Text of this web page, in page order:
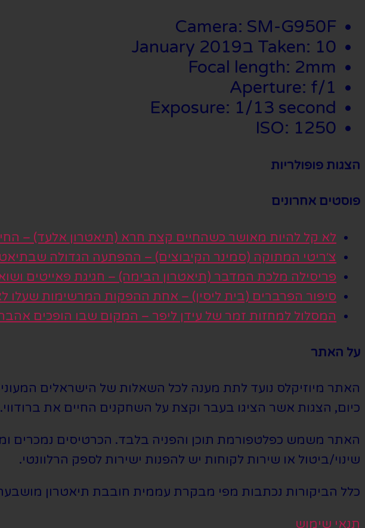
Camera: SM-G950F
Taken: 10 בJanuary 2019
Focal length: 2mm
Aperture: f/1
Exposure: 1/13 second
ISO: 1250
הצגות פופולריות
פוסטים אחרונים
לא קל להיות מאושר כשהחיים קצת חרא (תיאטרון אלעד) –
צ׳ריטי המתוקה (סמינר הקיבוצים) – ההפתעה הגדולה
פריסילה מלכת המדבר (תיאטרון הבימה) – חגיגת פאייטים
סיפור הפרברים (בית ליסין) – אחת ההפקות המרשימות שעלו
המסלול למחזות זמר של עידן ליפר – המקום שבו הופכים
על האתר
האתר מיוזיקלס נועד לתת מענה לכל השאלות של הישראלים
כיום, הצגות אשר הציגו בעבר וקצת על השחקנים החיים את ברודווי.
האתר משמש כפלטפורמת תוכן והפניה בלבד. הכרטיסים נמכרים
שינוי/ביטול או שירות לקוחות יש להפנות ישירות לספק הרלוונטי.
כלל הביקורות נכתבות מפי מבקרת עממית חובבת תיאטרון
תנאי שימוש